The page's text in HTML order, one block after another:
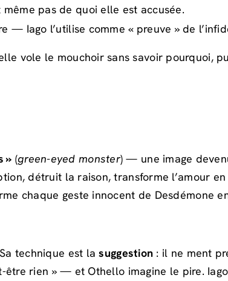
pas de quoi elle est accusée.
— Iago l’utilise comme « preuve » de
vole le mouchoir sans savoir pourquoi,
» (green-eyed monster) — une image
détruit la raison, transforme l’amour
chaque geste innocent de Desdémone
technique est lasuggestion : il ne ment
être rien » — et Othello imagine le pire.